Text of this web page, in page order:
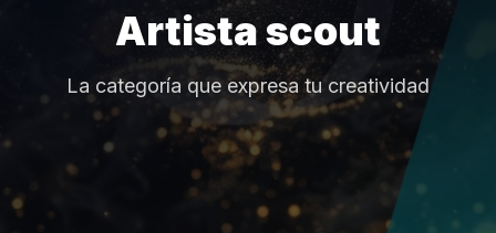
Artista scout
La categoría que expresa tu creatividad